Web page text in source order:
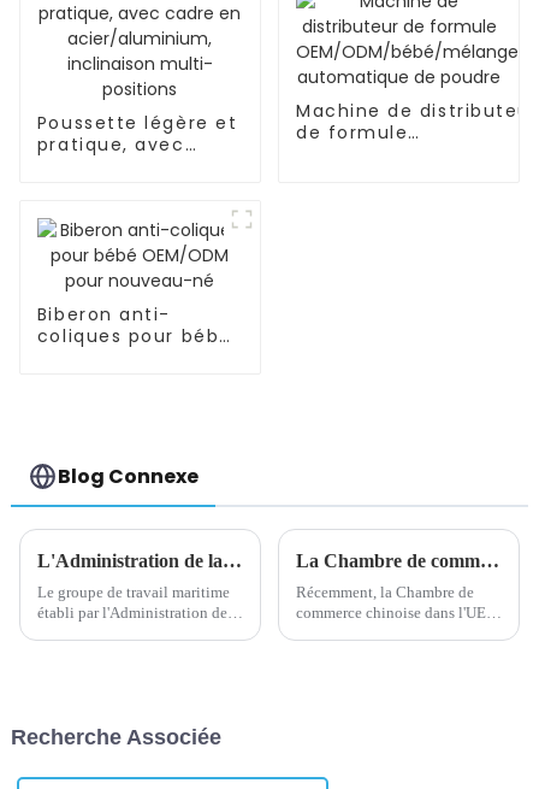
Poussette légère et
pratique, avec
positions
Machine de distributeur
de formule
Biberon anti-
coliques pour bébé
Blog Connexe
L'Administration de la sécurité maritime met en place un groupe de travail maritime à Yiwu, un port sec
Le groupe de travail maritime
établi par l'Administration de la
guichet unique » sur site...
La Chambre de commerce UE-Chine appelle l'UE à donner la priorité au recours aux mécanismes de dialogue et de consultation
Récemment, la Chambre de
commerce chinoise dans l'UE a
Recherche Associée